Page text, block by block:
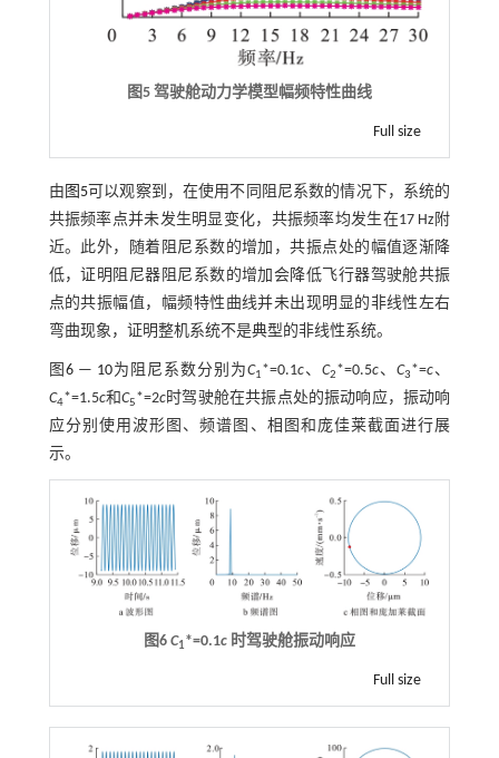
图5 驾驶舱动力学模型幅频特性曲线
Full size
由 图5可以观察到，在使用不同阻尼系数的情况下，系统的
共振频率点并未发生明显变化，共振频率均发生在17 Hz附
近。此外，随着阻尼系数的增加，共振点处的幅值逐渐降
低，证明阻尼器阻尼系数的增加会降低飞行器驾驶舱共振
点的共振幅值，幅频特性曲线并未出现明显的非线性左右
弯曲现象，证明整机系统不是典型的非线性系统。
图 6— 10为阻尼系数分别为C1*=0.1c、C2*=0.5c、C3*=c、
C4*=1.5c和C5*=2c时驾驶舱在共振点处的振动响应，振动响
应分别使用波形图、频谱图、相图和庞佳莱截面进行展
示。
图6 C1*=0.1c时驾驶舱振动响应
Full size